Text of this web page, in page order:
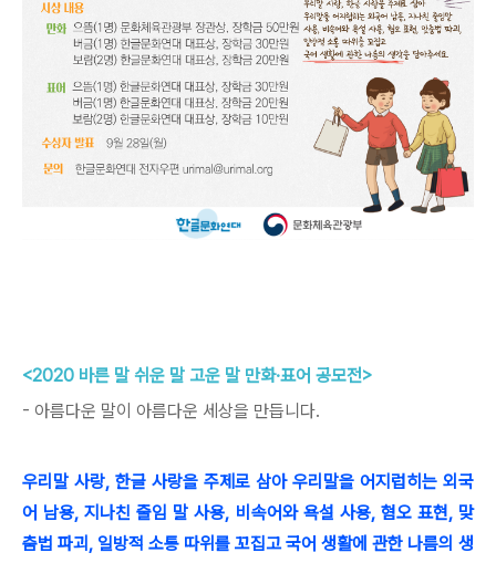
<2020 바른 말 쉬운 말 고운 말 만화·표어 공모전>
- 아름다운 말이 아름다운 세상을 만듭니다.
우리말 사랑, 한글 사랑을 주제로 삼아 우리말을 어지럽히는 외국
어 남용, 지나친 줄임 말 사용, 비속어와 욕설 사용, 혐오 표현, 맞
춤법 파괴, 일방적 소통 따위를 꼬집고 국어 생활에 관한 나름의 생